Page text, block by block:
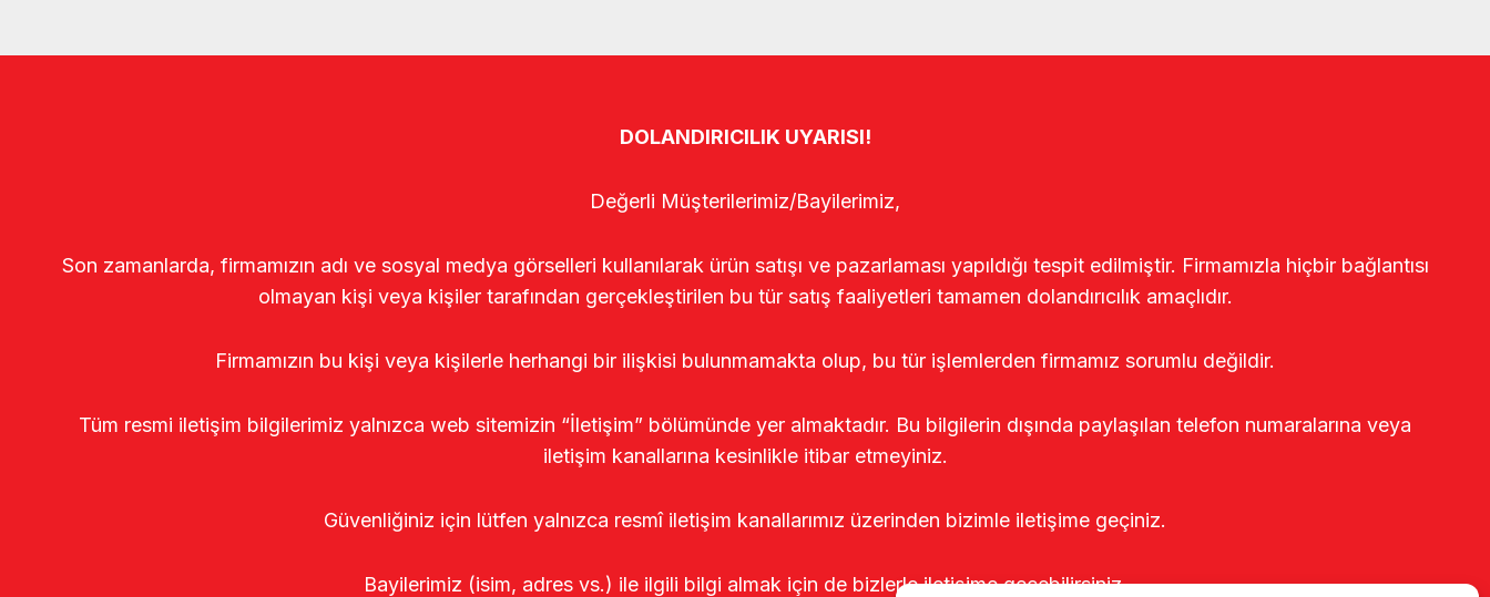
DOLANDIRICILIK UYARISI!
Değerli Müşterilerimiz/Bayilerimiz,
Son zamanlarda, firmamızın adı ve sosyal medya görselleri kullanılarak ürün satışı ve pazarlaması yapıldığı tespit edilmiştir. Firmamızla hiçbir bağlantısı
olmayan kişi veya kişiler tarafından gerçekleştirilen bu tür satış faaliyetleri tamamen dolandırıcılık amaçlıdır.
Firmamızın bu kişi veya kişilerle herhangi bir ilişkisi bulunmamakta olup, bu tür işlemlerden firmamız sorumlu değildir.
Tüm resmi iletişim bilgilerimiz yalnızca web sitemizin “İletişim” bölümünde yer almaktadır. Bu bilgilerin dışında paylaşılan telefon numaralarına veya
iletişim kanallarına kesinlikle itibar etmeyiniz.
Güvenliğiniz için lütfen yalnızca resmî iletişim kanallarımız üzerinden bizimle iletişime geçiniz.
Bayilerimiz (isim, adres vs.) ile ilgili bilgi almak için de bizlerle iletişime geçebilirsiniz.